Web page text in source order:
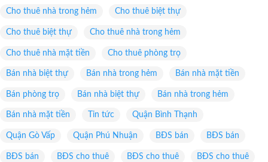
Cho thuê nhà trong hẻm Cho thuê biệt thự
Cho thuê biệt thự Cho thuê nhà trong hẻm
Cho thuê nhà mặt tiền Cho thuê phòng trọ
Bán nhà biệt thự Bán nhà trong hẻm Bán nhà mặt tiền
Bán phòng trọ Bán nhà biệt thự Bán nhà trong hẻm
Bán nhà mặt tiền Tin tức Quận Bình Thạnh
Quận Gò Vấp Quận Phú Nhuận BĐS bán BĐS bán
BĐS bán BĐS cho thuê BĐS cho thuê BĐS cho thuê